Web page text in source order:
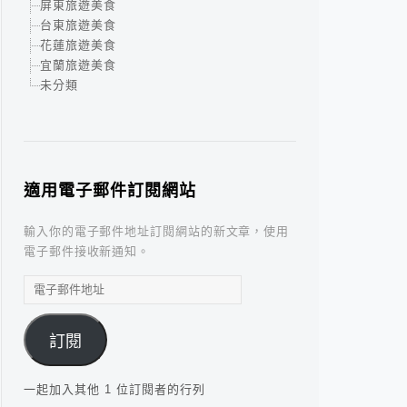
屏東旅遊美食
台東旅遊美食
花蓮旅遊美食
宜蘭旅遊美食
未分類
適用電子郵件訂閱網站
輸入你的電子郵件地址訂閱網站的新文章，使用
電子郵件接收新通知。
電
郵
件
地
址
訂閱
一起加入其他 1 位訂閱者的行列